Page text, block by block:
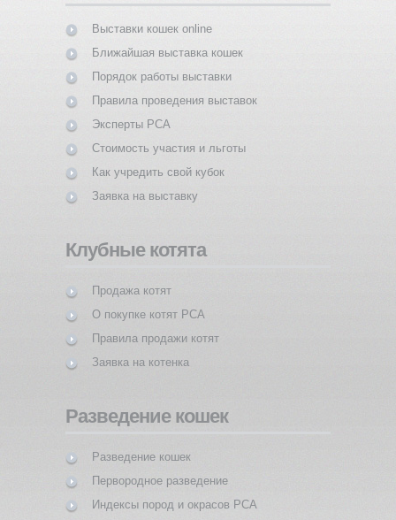
Выставки кошек online
Ближайшая выставка кошек
Порядок работы выставки
Правила проведения выставок
Эксперты PCA
Стоимость участия и льготы
Как учредить свой кубок
Заявка на выставку
Клубные котята
Продажа котят
О покупке котят PCA
Правила продажи котят
Заявка на котенка
Разведение кошек
Разведение кошек
Первородное разведение
Индексы пород и окрасов PCA